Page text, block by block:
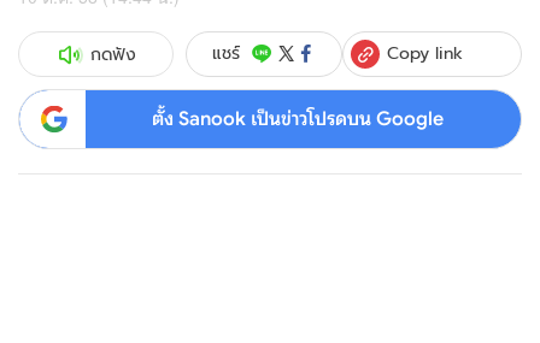
กดฟัง แชร์ Copy link
ตั้ง Sanook เป็นข่าวโปรดบน Google